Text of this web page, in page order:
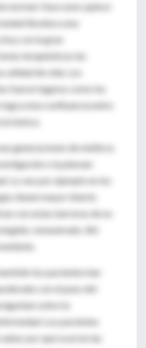
normal. Hace unos quince
llevaba a una
con la gran
terapéuticas las
de vida. Los
fueron lugares como los
esta confluencia entre
básica.
generaciones de médicos
o la piensan
Lo veo por ejemplo en los
tienen mayor interés
con estas barreras de no
remunerado. Ahí
los pacientes han
con el paso del
sobre la
Los pacientes
por qué ocurren las